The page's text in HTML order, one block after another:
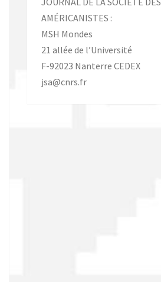
AMÉRICANISTES :
MSH Mondes
21 allée de l’Université
F-92023 Nanterre CEDEX
jsa@cnrs.fr